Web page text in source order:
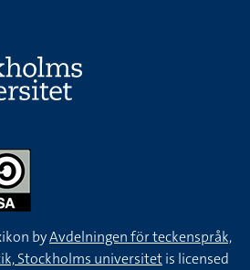
byAvdelningen för teckenspråk,
Stockholms universitetis licensed